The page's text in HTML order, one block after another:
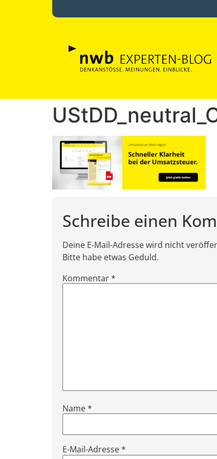
Schreibe einen
Deine E-Mail-Adresse wird nicht
Bitte habe etwas Geduld.
Kommentar*
Name*
E-Mail-Adresse*